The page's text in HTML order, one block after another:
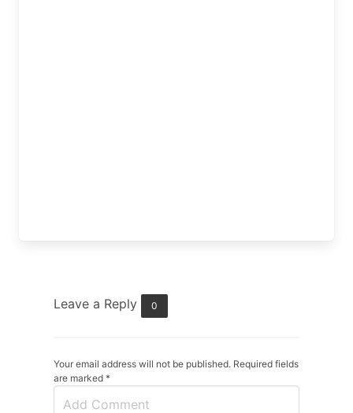
Leave a Reply 0
Your email address will not be published. Required fields
are marked *